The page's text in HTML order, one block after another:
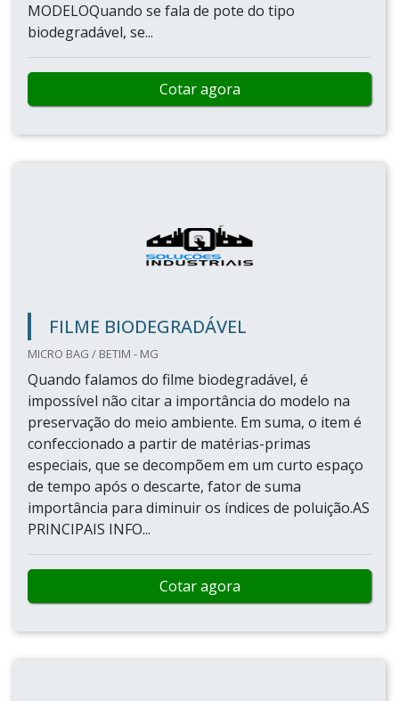
MODELOQuando se fala de pote do tipo
biodegradável, se...
Cotar agora
FILME BIODEGRADÁVEL
MICRO BAG / BETIM - MG
Quando falamos do filme biodegradável, é
impossível não citar a importância do modelo na
preservação do meio ambiente. Em suma, o item é
confeccionado a partir de matérias-primas
especiais, que se decompõem em um curto espaço
de tempo após o descarte, fator de suma
importância para diminuir os índices de poluição.AS
PRINCIPAIS INFO...
Cotar agora